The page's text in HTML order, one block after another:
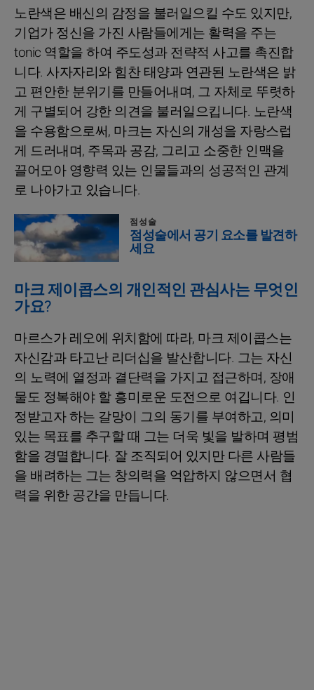
노란색은 배신의 감정을 불러일으킬 수도 있지만,
기업가 정신을 가진 사람들에게는 활력을 주는
tonic 역할을 하여 주도성과 전략적 사고를 촉진합
니다. 사자자리와 힘찬 태양과 연관된 노란색은 밝
고 편안한 분위기를 만들어내며, 그 자체로 뚜렷하
게 구별되어 강한 의견을 불러일으킵니다. 노란색
을 수용함으로써, 마크는 자신의 개성을 자랑스럽
게 드러내며, 주목과 공감, 그리고 소중한 인맥을
끌어모아 영향력 있는 인물들과의 성공적인 관계
로 나아가고 있습니다.
점성술
점성술에서 공기 요소를 발견하
세요
마크 제이콥스의 개인적인 관심사는 무엇인
가요?
마르스가 레오에 위치함에 따라, 마크 제이콥스는
자신감과 타고난 리더십을 발산합니다. 그는 자신
의 노력에 열정과 결단력을 가지고 접근하며, 장애
물도 정복해야 할 흥미로운 도전으로 여깁니다. 인
정받고자 하는 갈망이 그의 동기를 부여하고, 의미
있는 목표를 추구할 때 그는 더욱 빛을 발하며 평범
함을 경멸합니다. 잘 조직되어 있지만 다른 사람들
을 배려하는 그는 창의력을 억압하지 않으면서 협
력을 위한 공간을 만듭니다.